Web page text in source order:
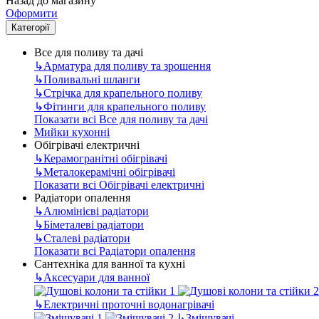
Оформити
Категорії
Все для поливу та дачі
↳Арматура для поливу та зрошення
↳Поливальні шланги
↳Стрічка для крапельного поливу
↳Фітинги для крапельного поливу
Показати всі Все для поливу та дачі
Мийки кухонні
Обігрівачі електричні
↳Керамогранітні обігрівачі
↳Металокерамічні обігрівачі
Показати всі Обігрівачі електричні
Радіатори опалення
↳Алюмінієві радіатори
↳Біметалеві радіатори
↳Сталеві радіатори
Показати всі Радіатори опалення
Сантехніка для ванної та кухні
↳Аксесуари для ванної
↳Електричні проточні водонагрівачі